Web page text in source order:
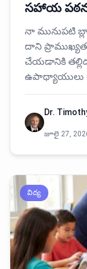
సహాయ
నా మునుపటి
దాని ప్రాముఖ్యత
చేయడానికి
ఉపాధ్యాయులు
Dr.
జూలై 27,
విద్య